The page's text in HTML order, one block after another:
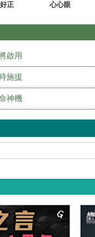
好正 心心眼
啟用
施援
神機